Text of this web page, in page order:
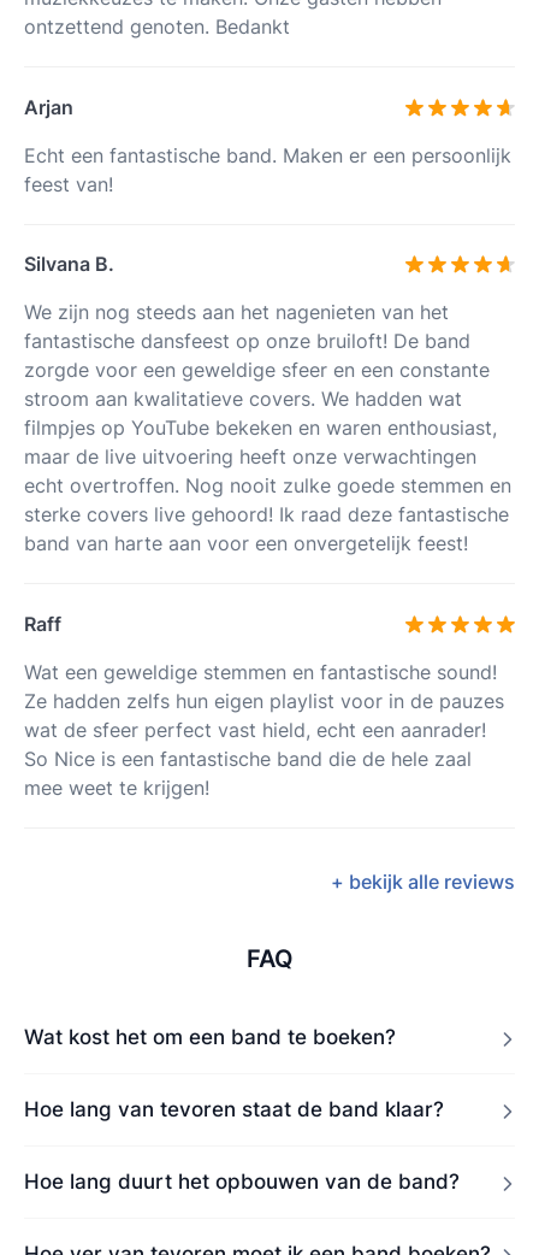
ontzettend genoten. Bedankt
Arjan
Echt een fantastische band. Maken er een persoonlijk
feest van!
Silvana B.
We zijn nog steeds aan het nagenieten van het
fantastische dansfeest op onze bruiloft! De band
zorgde voor een geweldige sfeer en een constante
stroom aan kwalitatieve covers. We hadden wat
filmpjes op YouTube bekeken en waren enthousiast,
maar de live uitvoering heeft onze verwachtingen
echt overtroffen. Nog nooit zulke goede stemmen en
sterke covers live gehoord! Ik raad deze fantastische
band van harte aan voor een onvergetelijk feest!
Raff
Wat een geweldige stemmen en fantastische sound!
Ze hadden zelfs hun eigen playlist voor in de pauzes
wat de sfeer perfect vast hield, echt een aanrader!
So Nice is een fantastische band die de hele zaal
mee weet te krijgen!
+ bekijk alle reviews
FAQ
Wat kost het om een band te boeken?
Hoe lang van tevoren staat de band klaar?
Hoe lang duurt het opbouwen van de band?